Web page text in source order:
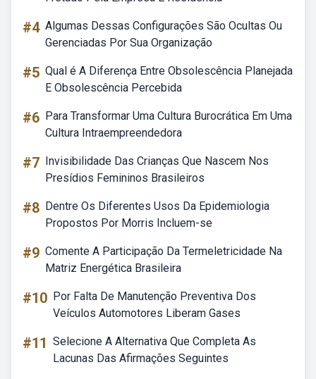
#4 Algumas Dessas Configurações São Ocultas Ou
Gerenciadas Por Sua Organização
#5 Qual é A Diferença Entre Obsolescência Planejada
E Obsolescência Percebida
#6 Para Transformar Uma Cultura Burocrática Em Uma
Cultura Intraempreendedora
#7 Invisibilidade Das Crianças Que Nascem Nos
Presídios Femininos Brasileiros
#8 Dentre Os Diferentes Usos Da Epidemiologia
Propostos Por Morris Incluem-se
#9 Comente A Participação Da Termeletricidade Na
Matriz Energética Brasileira
#10 Por Falta De Manutenção Preventiva Dos
Veículos Automotores Liberam Gases
#11 Selecione A Alternativa Que Completa As
Lacunas Das Afirmações Seguintes